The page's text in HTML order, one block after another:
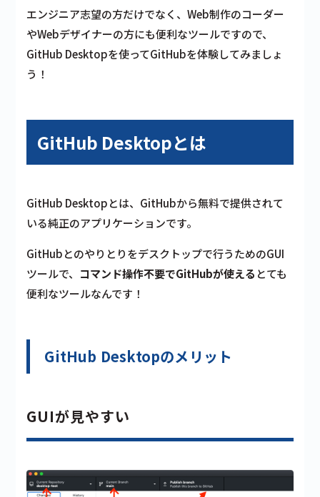
エンジニア志望の方だけでなく、Web制作のコーダー
やWebデザイナーの方にも便利なツールですので、
GitHub Desktopを使ってGitHubを体験してみましょ
う！
GitHub Desktopとは
GitHub Desktopとは、 GitHubから無料で提供されて
いる純正のアプリケーションです。
GitHubとのやりとりをデスクトップで行うためのGUI
ツールで、 コマンド操作不要でGitHubが使える とても
便利なツールなんです！
GitHub Desktopのメリット
GUIが見やすい